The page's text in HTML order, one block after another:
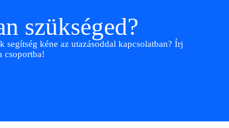
szükséged?
segítség kéne az utazásoddal kapcsolatban? Írj
csoportba!